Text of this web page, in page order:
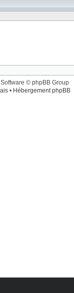
© phpBB Group
• Hébergement phpBB